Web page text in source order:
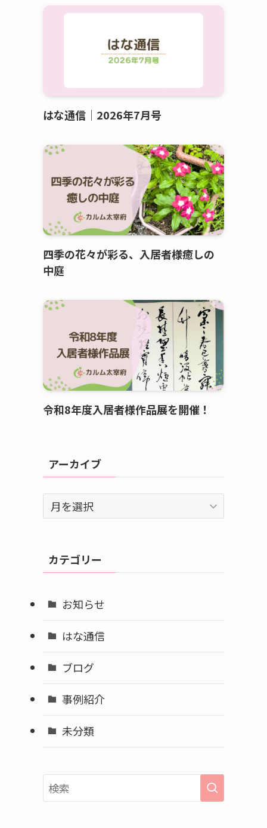
はな通信｜2026年7月号
四季の花々が彩る、入居者様癒しの
中庭
令和8年度入居者様作品展を開催！
アーカイブ
ア
ー
イ
ブ
カテゴリー
お知らせ
はな通信
ブログ
事例紹介
未分類